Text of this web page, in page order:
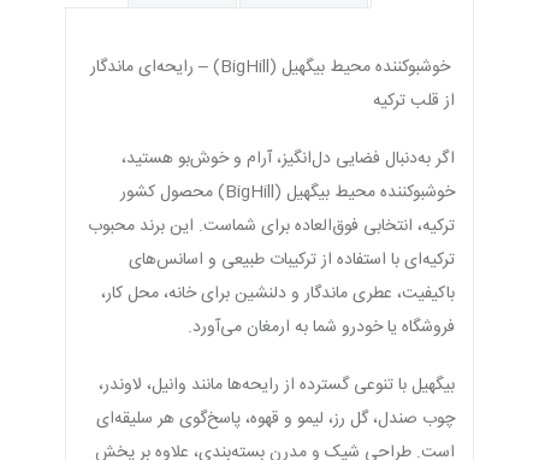
خوشبوکننده محیط بیگهیل (BigHill) – رایحه‌ای ماندگار
از قلب ترکیه
اگر به‌دنبال فضایی دل‌انگیز، آرام و خوش‌بو هستید،
خوشبوکننده محیط بیگهیل (BigHill) محصول کشور
ترکیه، انتخابی فوق‌العاده برای شماست. این برند محبوب
ترکیه‌ای با استفاده از ترکیبات طبیعی و اسانس‌های
باکیفیت، عطری ماندگار و دلنشین برای خانه، محل کار،
فروشگاه یا خودرو شما به ارمغان می‌آورد.
بیگهیل با تنوعی گسترده از رایحه‌ها مانند وانیل، لاوندر،
چوب صندل، گل رز، لیمو و قهوه، پاسخ‌گوی هر سلیقه‌ای
است. طراحی شیک و مدرن بسته‌بندی، علاوه بر پخش